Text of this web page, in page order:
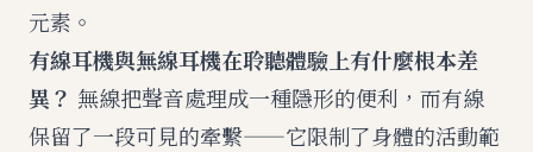
元素。
有線耳機與無線耳機在聆聽體驗上有什麼根本差
異？ 無線把聲音處理成一種隱形的便利，而有線
保留了一段可見的牽繫——它限制了身體的活動範